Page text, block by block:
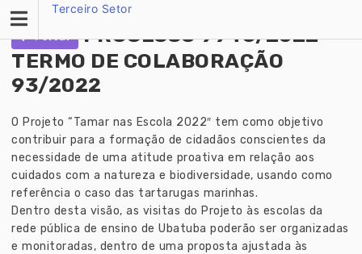
Skip
content
Terceiro Setor
Voltar PROCESSO 9945/2022 -
TERMO DE COLABORAÇÃO
93/2022
O Projeto “Tamar nas Escola 2022″ tem como objetivo
contribuir para a formação de cidadãos conscientes da
necessidade de uma atitude proativa em relação aos
cuidados com a natureza e biodiversidade, usando como
referência o caso das tartarugas marinhas.
Dentro desta visão, as visitas do Projeto às escolas da
rede pública de ensino de Ubatuba poderão ser organizadas
e monitoradas, dentro de uma proposta ajustada às